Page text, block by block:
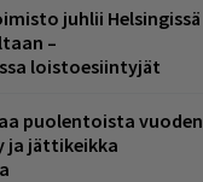
juhlii Helsingissä
–
loistoesiintyjät
puolentoista vuoden
ja jättikeikka